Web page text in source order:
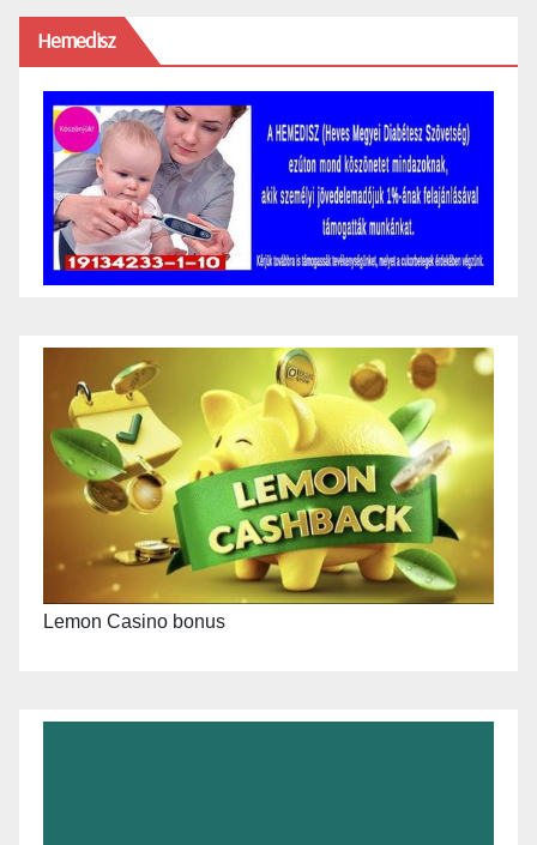
Hemedisz
Lemon Casino bonus